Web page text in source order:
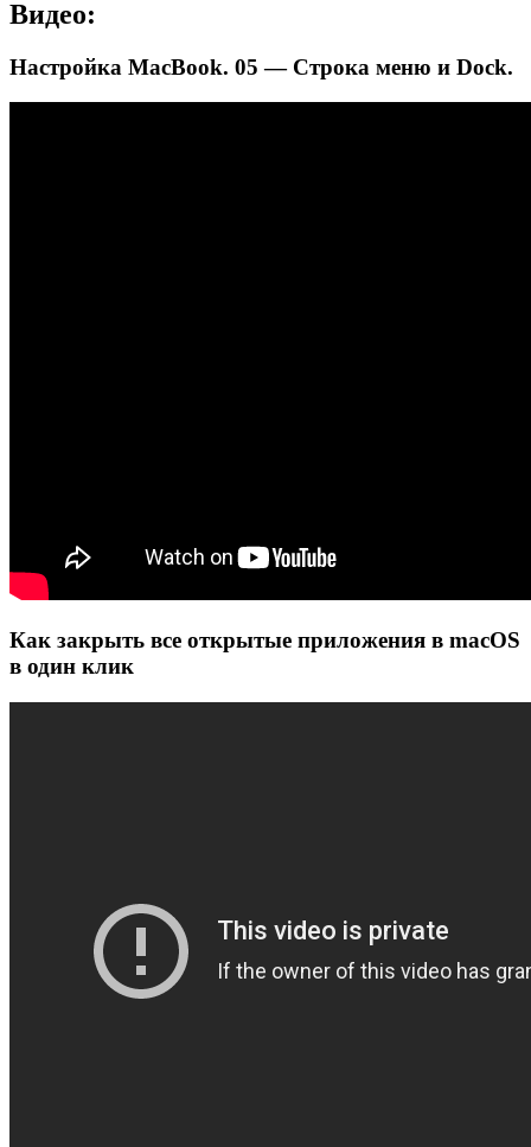
Видео:
Настройка MacBook. 05 — Строка меню и Dock.
Как закрыть все открытые приложения в macOS
в один клик